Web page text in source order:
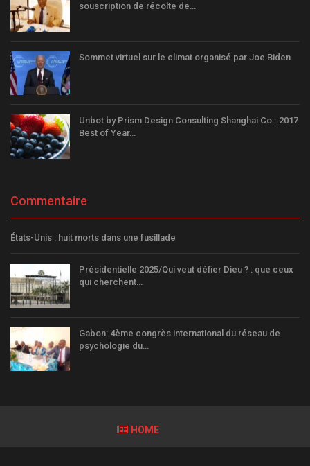
souscription de récolte de…
Sommet virtuel sur le climat organisé par Joe Biden
Unbot by Prism Design Consulting Shanghai Co.: 2017
Best of Year…
Commentaire
États-Unis : huit morts dans une fusillade
Présidentielle 2025/Qui veut défier Dieu ? : que ceux
qui cherchent…
Gabon: 4ème congrès international du réseau de
psychologie du…
HOME